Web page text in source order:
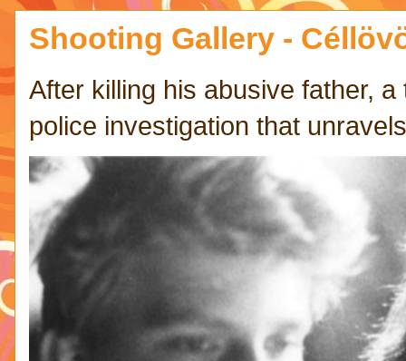
Shooting Gallery -
After killing his abusive father,
police investigation that